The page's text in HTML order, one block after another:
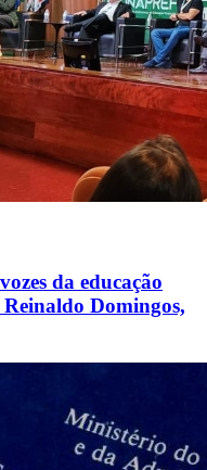
da educação
Domingos,